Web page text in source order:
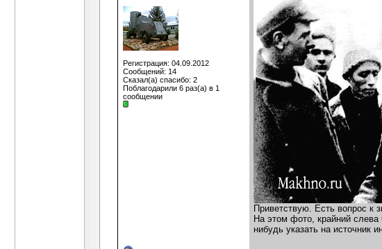
Регистрация: 04.09.2012
Сообщений: 14
Сказал(а) спасибо: 2
Поблагодарили 6 раз(а) в 1
сообщении
Приветствую. Есть вопрос
На этом фото, крайний слева
нибудь указать на источник